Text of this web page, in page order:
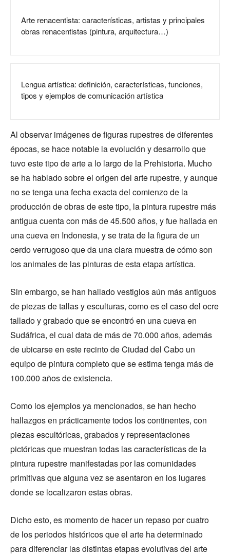
Arte renacentista: características, artistas y principales
obras renacentistas (pintura, arquitectura…)
Lengua artística: definición, características, funciones,
tipos y ejemplos de comunicación artística
Al observar imágenes de figuras rupestres de diferentes
épocas, se hace notable la evolución y desarrollo que
tuvo este tipo de arte a lo largo de la Prehistoria. Mucho
se ha hablado sobre el origen del arte rupestre, y aunque
no se tenga una fecha exacta del comienzo de la
producción de obras de este tipo, la pintura rupestre más
antigua cuenta con más de 45.500 años, y fue hallada en
una cueva en Indonesia, y se trata de la figura de un
cerdo verrugoso que da una clara muestra de cómo son
los animales de las pinturas de esta etapa artística.
Sin embargo, se han hallado vestigios aún más antiguos
de piezas de tallas y esculturas, como es el caso del ocre
tallado y grabado que se encontró en una cueva en
Sudáfrica, el cual data de más de 70.000 años, además
de ubicarse en este recinto de Ciudad del Cabo un
equipo de pintura completo que se estima tenga más de
100.000 años de existencia.
Como los ejemplos ya mencionados, se han hecho
hallazgos en prácticamente todos los continentes, con
piezas escultóricas, grabados y representaciones
pictóricas que muestran todas las características de la
pintura rupestre manifestadas por las comunidades
primitivas que alguna vez se asentaron en los lugares
donde se localizaron estas obras.
Dicho esto, es momento de hacer un repaso por cuatro
de los periodos históricos que el arte ha determinado
para diferenciar las distintas etapas evolutivas del arte